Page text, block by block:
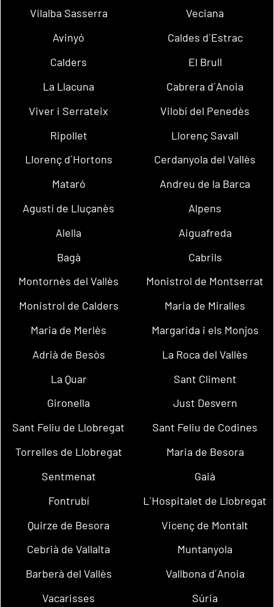
Vilalba Sasserra
Veciana
Avinyó
Caldes d´Estrac
Calders
El Brull
La Llacuna
Cabrera d´Anoia
Viver i Serrateix
Vilobí del Penedès
Ripollet
Llorenç Savall
Llorenç d´Hortons
Cerdanyola del Vallès
Mataró
Andreu de la Barca
Agustí de Lluçanès
Alpens
Alella
Aiguafreda
Bagà
Cabrils
Montornès del Vallès
Monistrol de Montserrat
Monistrol de Calders
Maria de Miralles
Maria de Merlès
Margarida i els Monjos
Adrià de Besòs
La Roca del Vallès
La Quar
Sant Climent
Gironella
Just Desvern
Sant Feliu de Llobregat
Sant Feliu de Codines
Torrelles de Llobregat
Maria de Besora
Sentmenat
Gaià
Fontrubí
L´Hospitalet de Llobregat
Quirze de Besora
Vicenç de Montalt
Cebrià de Vallalta
Muntanyola
Barberà del Vallès
Vallbona d´Anoia
Vacarisses
Súria